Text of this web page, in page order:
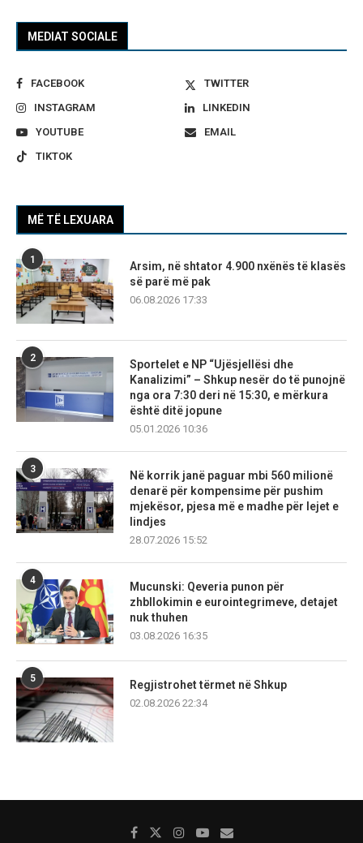
MEDIAT SOCIALE
FACEBOOK
TWITTER
INSTAGRAM
LINKEDIN
YOUTUBE
EMAIL
TIKTOK
MË TË LEXUARA
1
Arsim, në shtator 4.900 nxënës të klasës
së parë më pak
06.08.2026 17:33
2
Sportelet e NP “Ujësjellësi dhe
Kanalizimi” – Shkup nesër do të punojnë
nga ora 7:30 deri në 15:30, e mërkura
është ditë jopune
05.01.2026 10:36
3
Në korrik janë paguar mbi 560 milionë
denarë për kompensime për pushim
mjekësor, pjesa më e madhe për lejet e
lindjes
28.07.2026 15:52
4
Mucunski: Qeveria punon për
zhbllokimin e eurointegrimeve, detajet
nuk thuhen
03.08.2026 16:35
5
Regjistrohet tërmet në Shkup
02.08.2026 22:34